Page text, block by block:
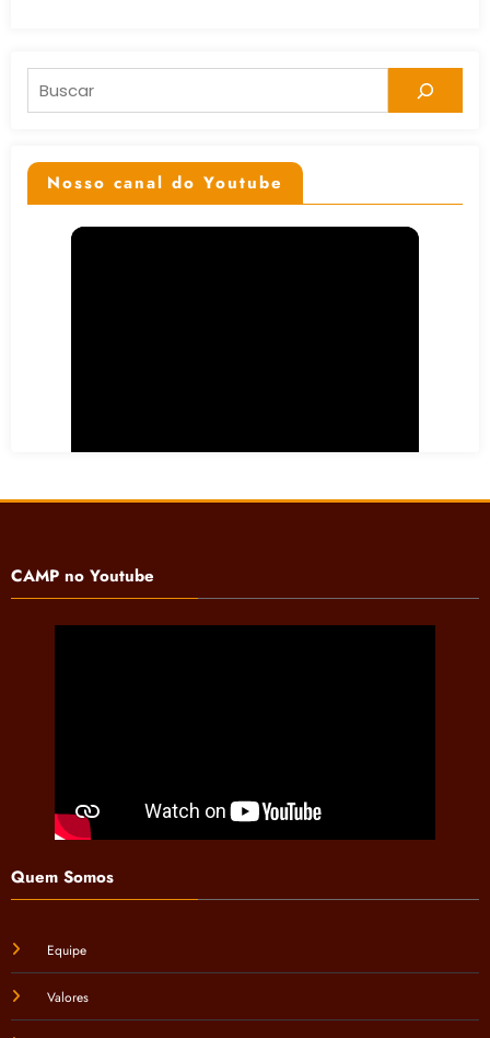
Pesquisar
Nosso canal do Youtube
CAMP no Youtube
Quem Somos
Equipe
Valores